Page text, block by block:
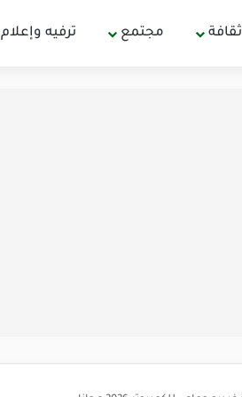
ثقافة مجتمع ترفيه وإعلام